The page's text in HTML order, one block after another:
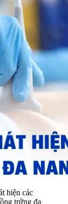
hiện các
trứng đa